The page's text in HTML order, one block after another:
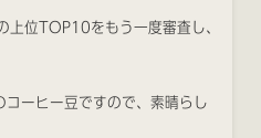
位TOP10をもう一度審査し、
ーヒー豆ですので、素晴らし